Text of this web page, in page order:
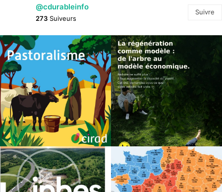
@cdurableinfo
273 Suiveurs
Suivre